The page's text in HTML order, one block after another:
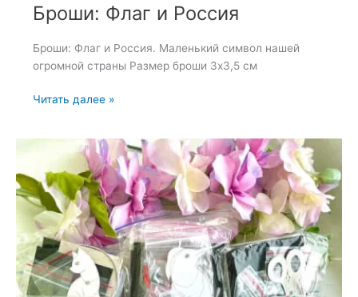
Броши: Флаг и Россия
Броши: Флаг и Россия. Маленький символ нашей
огромной страны Размер броши 3х3,5 см
Броши:
Россия
Читать далее »